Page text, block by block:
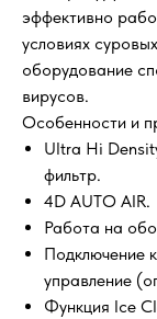
эффективно
условиях
оборудование
вирусов.
Особенности и
Ultra Hi
4D
Работа на
Подключение
управление
Функция Ice